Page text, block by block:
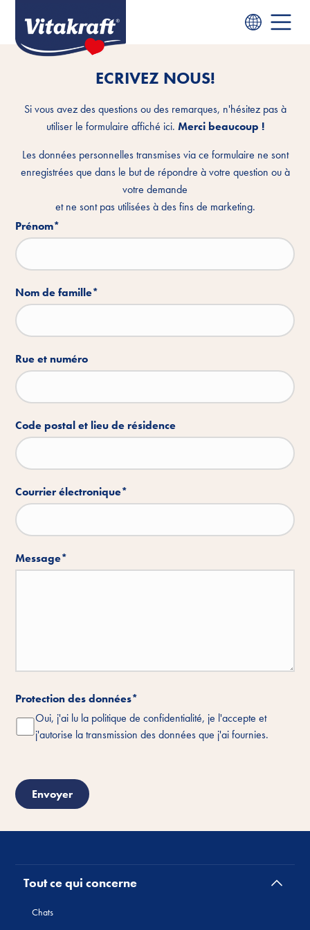
ECRIVEZ NOUS!
Si vous avez des questions ou des remarques, n'hésitez pas à
utiliser le formulaire affiché ici. Merci beaucoup !
Les données personnelles transmises via ce formulaire ne sont
enregistrées que dans le but de répondre à votre question ou à
votre demande
et ne sont pas utilisées à des fins de marketing.
Prénom*
Nom de famille*
Rue et numéro
Code postal et lieu de résidence
Courrier électronique*
Message*
Protection des données*
Oui, j'ai lu la politique de confidentialité, je l'accepte et
j'autorise la transmission des données que j'ai fournies.
Tout ce qui concerne
Chats